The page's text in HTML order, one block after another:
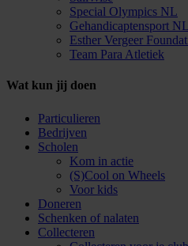
Special Olympics NL
Gehandicaptensport NL
Esther Vergeer
Team Para Atletiek
Wat kun jij doen
Particulieren
Bedrijven
Scholen
Kom in actie
(S)Cool on Wheels
Voor kids
Doneren
Schenken of nalaten
Collecteren